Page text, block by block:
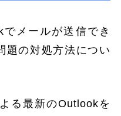
メールが送信でき
題の対処方法につい
る最新のOutlookを